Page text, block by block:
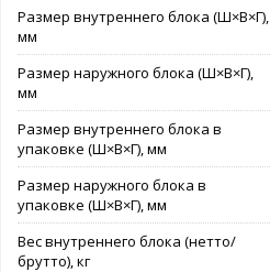
Размер внутреннего блока (Ш×В×Г),
мм
Размер наружного блока (Ш×В×Г),
мм
Размер внутреннего блока в
упаковке (Ш×В×Г), мм
Размер наружного блока в
упаковке (Ш×В×Г), мм
Вес внутреннего блока (нетто/
брутто), кг